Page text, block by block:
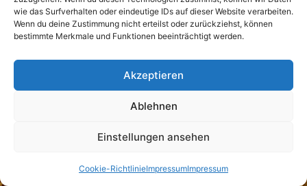
wie das Surfverhalten oder eindeutige IDs auf dieser Website verarbeiten.
Wenn du deine Zustimmung nicht erteilst oder zurückziehst, können
bestimmte Merkmale und Funktionen beeinträchtigt werden.
Akzeptieren
Ablehnen
Einstellungen ansehen
Cookie-RichtlinieImpressumImpressum
Strohländle © 2026